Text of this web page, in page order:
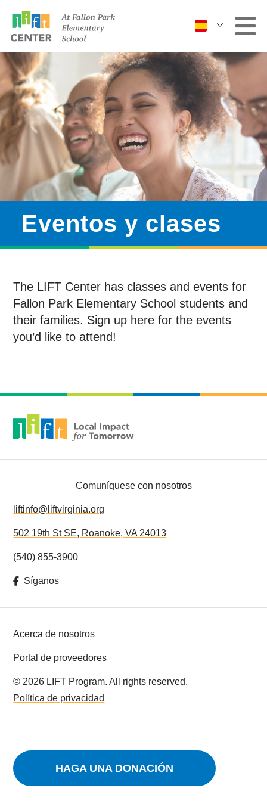
Clínica
Más servicios
Eventos y clases
Comuníquese con
nosotros
HAGA UNA DONACIÓN
SEA VOLUNTARIO
Eventos y clases
The LIFT Center has classes and events for
Fallon Park Elementary School students and
their families. Sign up here for the events
you’d like to attend!
Comuníquese con nosotros
liftinfo@liftvirginia.org
502 19th St SE, Roanoke, VA 24013
(540) 855-3900
Síganos
Acerca de nosotros
Portal de proveedores
© 2026 LIFT Program. All rights reserved.
Política de privacidad
HAGA UNA DONACIÓN